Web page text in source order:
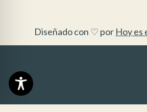
Diseñado con ♡ por Hoy es